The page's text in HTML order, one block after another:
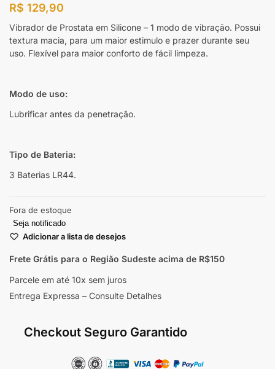
R$ 129,90
Vibrador de Prostata em Silicone – 1 modo de vibração. Possui
textura macia, para um maior estimulo e prazer durante seu
uso. Flexível para maior conforto de fácil limpeza.
Modo de uso:
Lubrificar antes da penetração.
Tipo de Bateria:
3 Baterias LR44.
Fora de estoque
Seja notificado
Adicionar a lista de desejos
Frete Grátis para o Região Sudeste acima de R$150
Parcele em até 10x sem juros
Entrega Expressa – Consulte Detalhes
Checkout Seguro Garantido